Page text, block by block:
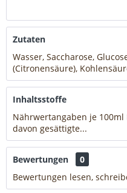
Zutaten
Wasser, Saccharose,
(Citronensäure),
Inhaltsstoffe
Nährwertangaben je 100ml
davon gesättigte...
Bewertungen
0
Bewertungen lesen,